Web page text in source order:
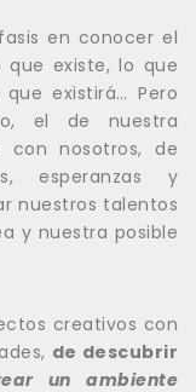
en conocer el
existe, lo que
existirá… Pero
el de nuestra
con nosotros, de
esperanzas y
nuestros talentos
y nuestra posible
creativos con
de descubrir
un ambiente